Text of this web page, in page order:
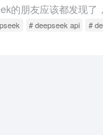
# deepseek api #